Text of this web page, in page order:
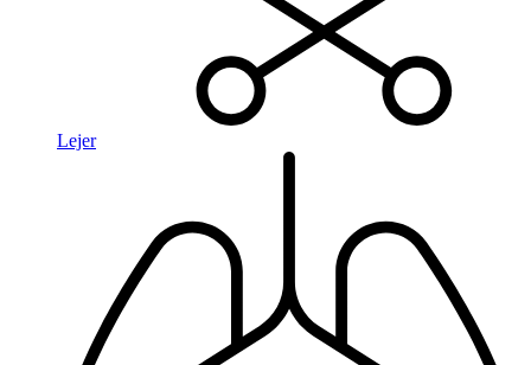
Lejer